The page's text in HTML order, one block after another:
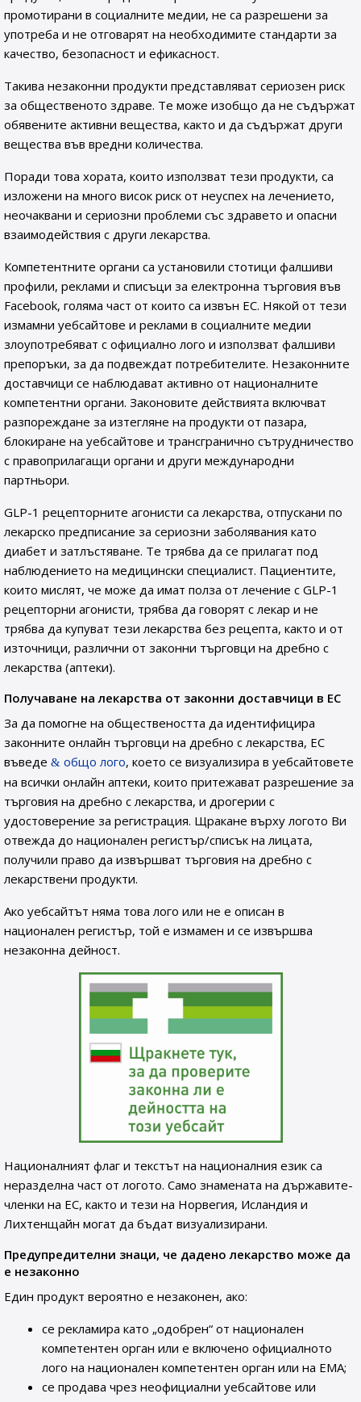
промотирани в социалните медии, не са разрешени за
употреба и не отговарят на необходимите стандарти за
качество, безопасност и ефикасност.
Такива незаконни продукти представляват сериозен риск
за общественото здраве. Те може изобщо да не съдържат
обявените активни вещества, както и да съдържат други
вещества във вредни количества.
Поради това хората, които използват тези продукти, са
изложени на много висок риск от неуспех на лечението,
неочаквани и сериозни проблеми със здравето и опасни
взаимодействия с други лекарства.
Компетентните органи са установили стотици фалшиви
профили, реклами и списъци за електронна търговия във
Facebook, голяма част от които са извън ЕС. Някой от тези
измамни уебсайтове и реклами в социалните медии
злоупотребяват с официално лого и използват фалшиви
препоръки, за да подвеждат потребителите. Незаконните
доставчици се наблюдават активно от националните
компетентни органи. Законовите действията включват
разпореждане за изтегляне на продукти от пазара,
блокиране на уебсайтове и трансгранично сътрудничество
с правоприлагащи органи и други международни
партньори.
GLP-1 рецепторните агонисти са лекарства, отпускани по
лекарско предписание за сериозни заболявания като
диабет и затлъстяване. Те трябва да се прилагат под
наблюдението на медицински специалист. Пациентите,
които мислят, че може да имат полза от лечение с GLP-1
рецепторни агонисти, трябва да говорят с лекар и не
трябва да купуват тези лекарства без рецепта, както и от
източници, различни от законни търговци на дребно с
лекарства (аптеки).
Получаване на лекарства от законни доставчици в ЕС
За да помогне на обществеността да идентифицира
законните онлайн търговци на дребно с лекарства, ЕС
въведе
общо лого, което се визуализира в уебсайтовете
на всички онлайн аптеки, които притежават разрешение за
търговия на дребно с лекарства, и дрогерии с
удостоверение за регистрация. Щракане върху логото Ви
отвежда до национален регистър/списък на лицата,
получили право да извършват търговия на дребно с
лекарствени продукти.
Ако уебсайтът няма това лого или не е описан в
национален регистър, той е измамен и се извършва
незаконна дейност.
Националният флаг и текстът на националния език са
неразделна част от логото. Само знамената на държавите-
членки на ЕС, както и тези на Норвегия, Исландия и
Лихтенщайн могат да бъдат визуализирани.
Предупредителни знаци, че дадено лекарство може да
е незаконно
Един продукт вероятно е незаконен, ако:
се рекламира като „одобрен“ от национален
компетентен орган или е включено официалното
лого на национален компетентен орган или на ЕМА;
се продава чрез неофициални уебсайтове или